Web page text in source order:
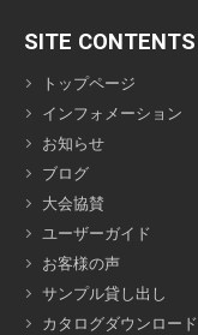
SITE CONTENTS
トップページ
インフォメーション
お知らせ
ブログ
大会協賛
ユーザーガイド
お客様の声
サンプル貸し出し
カタログダウンロード